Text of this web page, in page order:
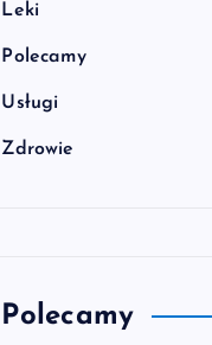
Leki
Polecamy
Usługi
Zdrowie
Polecamy